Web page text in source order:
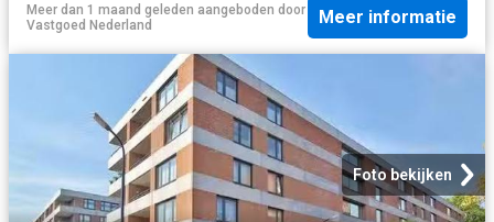
Meer dan 1 maand geleden aangeboden door
Vastgoed Nederland
Meer informatie
Foto bekijken